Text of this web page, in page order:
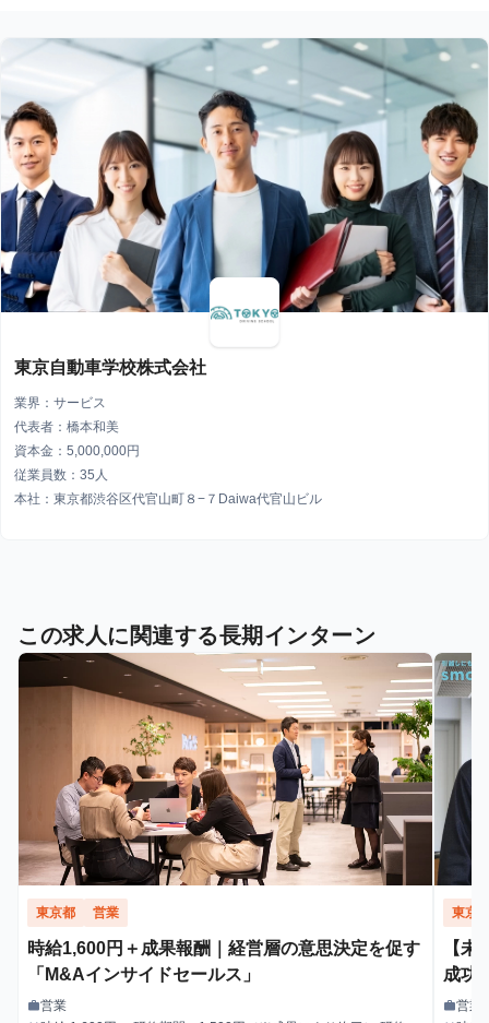
東京自動車学校株式会社
業界：サービス
代表者：橋本和美
資本金：5,000,000円
従業員数：35人
本社：東京都渋谷区代官山町８−７Daiwa代官山ビル
この求人に関連する長期インターン
東京都 営業
時給1,600円＋成果報酬｜経営層の意思決定を促す
「M&Aインサイドセールス」
職種
work営業
東京
【
成功
職種
work営業